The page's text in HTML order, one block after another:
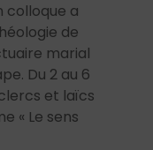
colloque a
de
marial
Du 2 au 6
et laïcs
« Le sens